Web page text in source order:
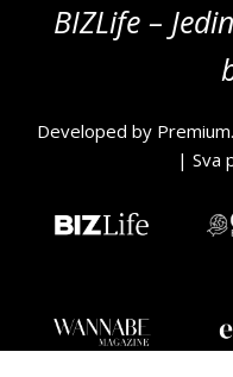
BIZLife –
Developed by
| Sva